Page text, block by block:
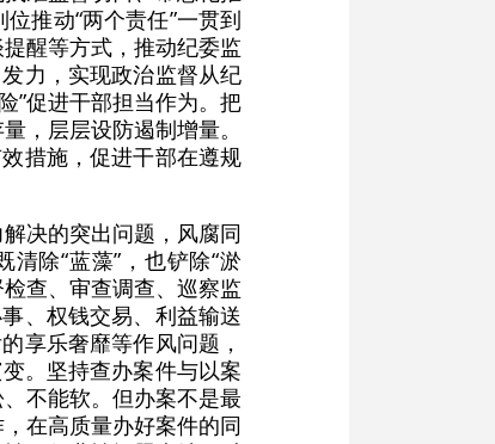
推动“两个责任”一贯到
醒等方式，推动纪委监
力，实现政治监督从纪
”促进干部担当作为。把
，层层设防遏制增量。
措施，促进干部在遵规
决的突出问题，风腐同
除“蓝藻”，也铲除“淤
查、审查调查、巡察监
、权钱交易、利益输送
享乐奢靡等作风问题，
。坚持查办案件与以案
不能软。但办案不是最
在高质量办好案件的同